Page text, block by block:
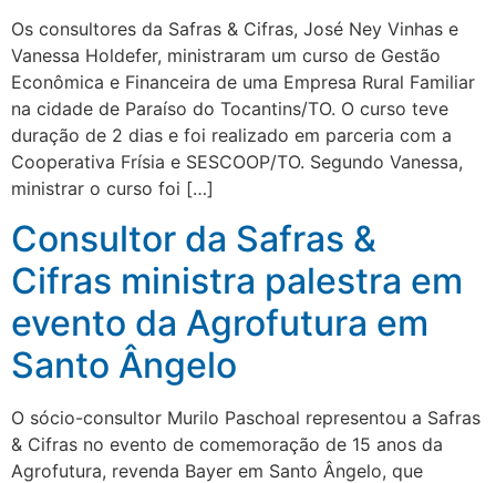
Os consultores da Safras & Cifras, José Ney Vinhas e
Vanessa Holdefer, ministraram um curso de Gestão
Econômica e Financeira de uma Empresa Rural Familiar
na cidade de Paraíso do Tocantins/TO. O curso teve
duração de 2 dias e foi realizado em parceria com a
Cooperativa Frísia e SESCOOP/TO. Segundo Vanessa,
ministrar o curso foi […]
Consultor da Safras &
Cifras ministra palestra em
evento da Agrofutura em
Santo Ângelo
O sócio-consultor Murilo Paschoal representou a Safras
& Cifras no evento de comemoração de 15 anos da
Agrofutura, revenda Bayer em Santo Ângelo, que